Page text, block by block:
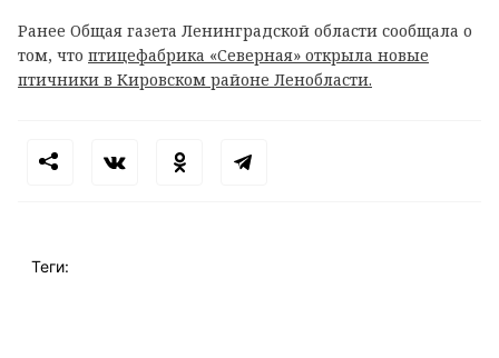
Ранее Общая газета Ленинградской области сообщала о
том, что птицефабрика «Северная» открыла новые
птичники в Кировском районе Ленобласти.
Теги: